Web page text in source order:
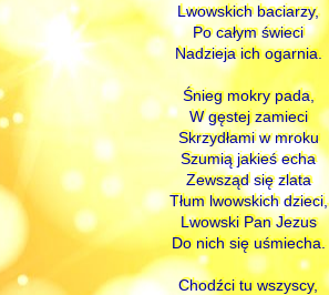
Lwowskich baciarzy,
Po całym świeci
Nadzieja ich ogarnia.
Śnieg mokry pada,
W gęstej zamieci
Skrzydłami w mroku
Szumią jakieś echa
Zewsząd się zlata
Tłum lwowskich dzieci,
Lwowski Pan Jezus
Do nich się uśmiecha.
Chodźci tu wszyscy,